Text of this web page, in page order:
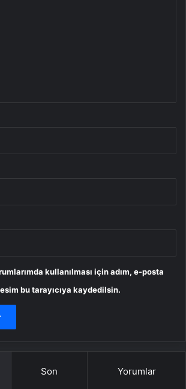
kullanılması için adım, e-posta
bu tarayıcıya kaydedilsin.
Son Yorumlar